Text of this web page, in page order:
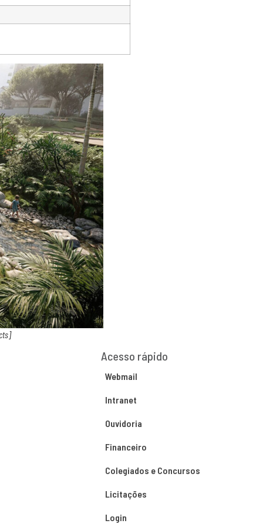
Acesso rápido
Webmail
Intranet
Ouvidoria
Financeiro
Colegiados e Concursos
Licitações
Login